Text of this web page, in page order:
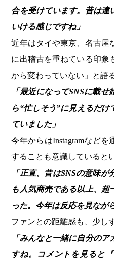
合を受けています。昔は違
いける感じですね」
近年はタイや東京、名古屋
に出稽古を重ねている印象
から変わっていない」と語
「最近になってSNSに載
ら“忙しそう”に見えるだ
ていました」
今年からはInstagramなど
することも意識していると
「正直、昔はSNSの意味
も人気商売である以上、
った。今年は反応を見なが
ファンとの距離感も、少し
「みんなと一緒に自分の
すね。コメントを見ると